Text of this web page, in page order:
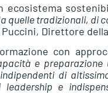
ecosistema
quelle tradizionali, di
Puccini, Direttore
con
e preparazione
di
e